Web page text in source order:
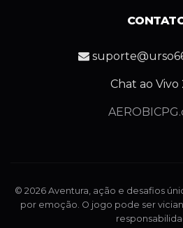
Chat ao Vivo
© 2026 Aventura, ação e desafios
por emoção. O jogo pode ser